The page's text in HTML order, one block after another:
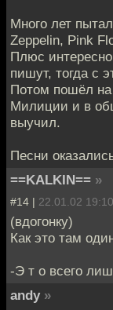
Много лет
Zeppelin, Pink
Плюс интересно
пишут, тогда с
Потом пошёл
Милиции и в
выучил.
Песни
==KALKIN== »
#14 | 22.01.02 19:10
(вдогонку)
Как это там
-Э т о всего
andy »